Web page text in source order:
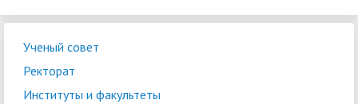
Ученый совет
Ректорат
Институты и факультеты